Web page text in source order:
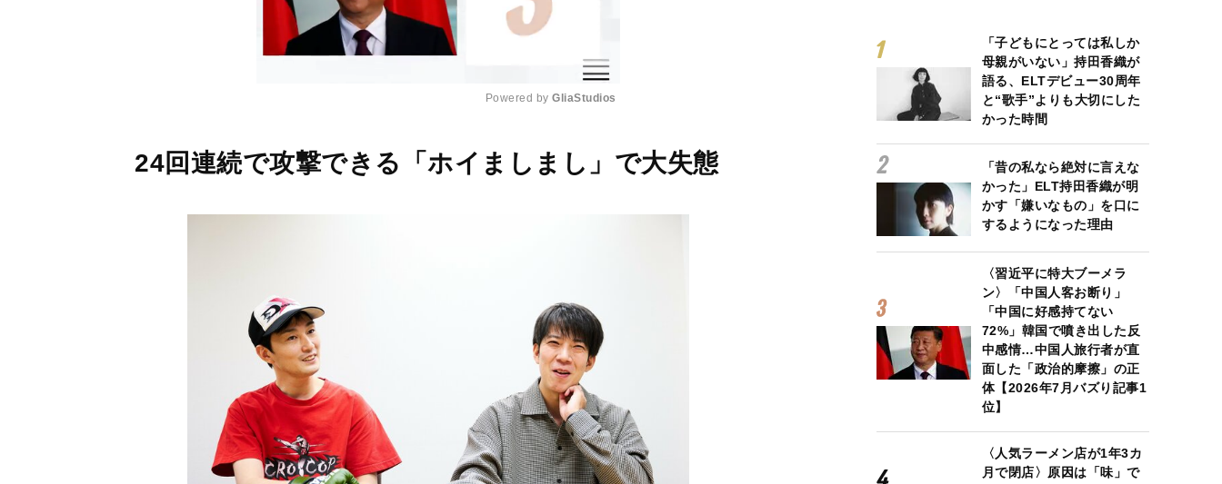
u
Powered by GliaStudios
24回連続で攻撃できる「ホイましまし」で大失態
「子どもにとっては私しか
母親がいない」持田香織が
語る、ELTデビュー30周年
と“歌手”よりも大切にした
かった時間
「昔の私なら絶対に言えな
かった」ELT持田香織が明
かす「嫌いなもの」を口に
するようになった理由
〈習近平に特大ブーメラ
ン〉「中国人客お断り」
「中国に好感持てない
72%」韓国で噴き出した反
中感情…中国人旅行者が直
面した「政治的摩擦」の正
体【2026年7月バズり記事1
位】
〈人気ラーメン店が1年3カ
月で閉店〉原因は「味」で